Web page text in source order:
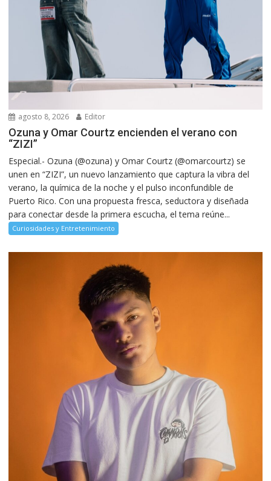
agosto 8, 2026 Editor
Ozuna y Omar Courtz encienden el verano con
“ZIZI”
Especial.- Ozuna (@ozuna) y Omar Courtz (@omarcourtz) se
unen en “ZIZI”, un nuevo lanzamiento que captura la vibra del
verano, la química de la noche y el pulso inconfundible de
Puerto Rico. Con una propuesta fresca, seductora y diseñada
para conectar desde la primera escucha, el tema reúne...
Curiosidades y Entretenimiento